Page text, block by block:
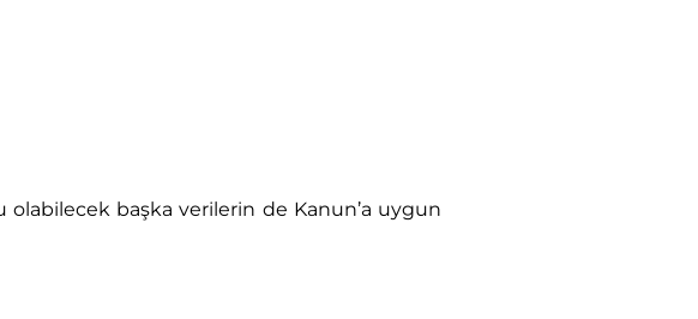
olabilecek başka verilerin de Kanun’a uygun